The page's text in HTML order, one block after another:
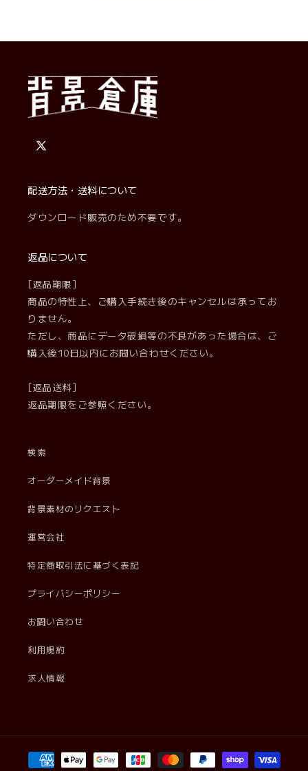
X
配送方法・送料について
ダウンロード販売のため不要です。
返品について
[返品期限]
商品の特性上、ご購入手続き後のキャンセルは承ってお
りません。
ただし、商品にデータ破損等の不良があった場合は、ご
購入後10日以内にお問い合わせください。
[返品送料]
返品期限をご参照ください。
検索
オーダーメイド背景
背景素材のリクエスト
運営会社
特定商取引法に基づく表記
プライバシーポリシー
お問い合わせ
利用規約
求人情報
決